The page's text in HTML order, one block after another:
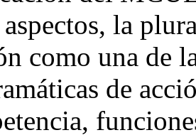
la
como una de
de